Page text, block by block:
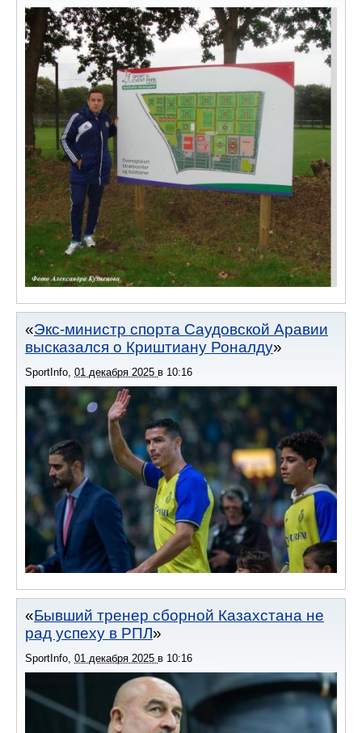
Экс-министр спорта Саудовской Аравии
высказался о Криштиану Роналду
SportInfo 01 декабря 2025 в 10:16
Бывший тренер сборной Казахстана не
рад успеху в РПЛ
SportInfo, 01 декабря 2025 в 10:16